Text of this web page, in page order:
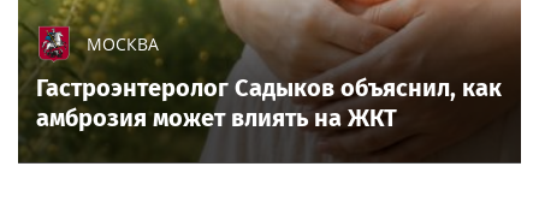
МОСКВА
Гастроэнтеролог Садыков объяснил, как
амброзия может влиять на ЖКТ